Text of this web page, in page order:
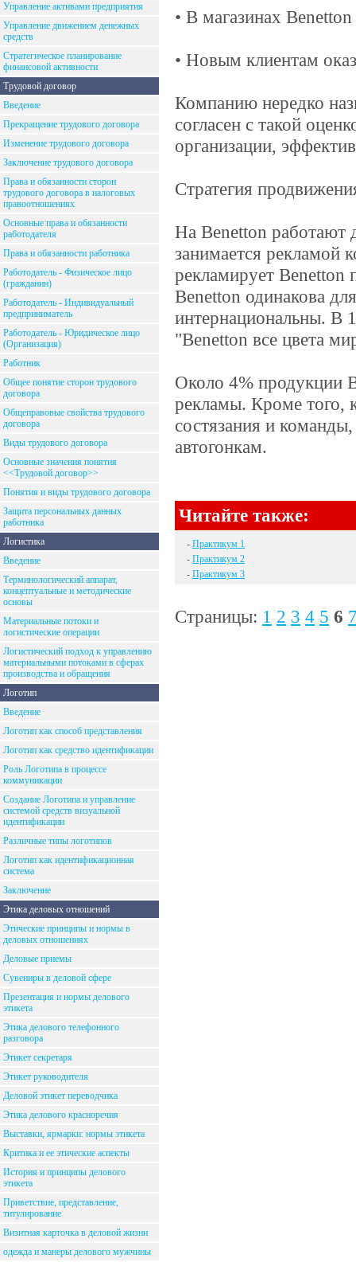
Управление активами предприятия
Управление движением денежных
средств
Стратегическое планирование
финансовой активности
Трудовой договор
Введение
Прекращение трудового договора
Изменение трудового договора
Заключение трудового договора
Права и обязанности сторон
трудового договора в налоговых
правоотношениях
Основные права и обязанности
работодателя
Права и обязанности работника
Работодатель - Физическое лицо
(гражданин)
Работодатель - Индивидуальный
предприниматель
Работодатель - Юридическое лицо
(Организация)
Работник
Общее понятие сторон трудового
договора
Общеправовые свойства трудового
договора
Виды трудового договора
Основные значения понятия
<<Трудовой договор>>
Понятия и виды трудового договора
Защита персональных данных
работника
Логистика
Введение
Терминологический аппарат,
концептуальные и методические
основы
Материальные потоки и
логистические операции
Логистический подход к управлению
материальными потоками в сферах
производства и обращения
Логотип
Введение
Логотип как способ представления
Логотип как средство идентификации
Роль Логотипа в процессе
коммуникации
Создание Логотипа и управление
системой средств визуальной
идентификации
Различные типы логотипов
Логотип как идентификационная
система
Заключение
Этика деловых отношений
Этические принципы и нормы в
деловых отношениях
Деловые приемы
Сувениры в деловой сфере
Презентация и нормы делового
этикета
Этика делового телефонного
разговора
Этикет секретаря
Этикет руководителя
Деловой этикет переводчика
Этика делового красноречия
Выставки, ярмарки: нормы этикета
Критика и ее этические аспекты
История и принципы делового
этикета
Приветствие, представление,
титулирование
Визитная карточка в деловой жизни
одежда и манеры делового мужчины
• В магазинах
• Новым клиентам
Компанию нередко
согласен с такой
организации,
Стратегия
На Benetton работают
занимается рекламой
рекламирует Benetton
Benetton одинакова
интернациональны. В
"Benetton все цвета
Около 4% продукции
рекламы. Кроме того,
состязания и
автогонкам.
Читайте также:
- Практикум 1
- Практикум 2
- Практикум 3
Страницы: 1 2 3 4 5 6